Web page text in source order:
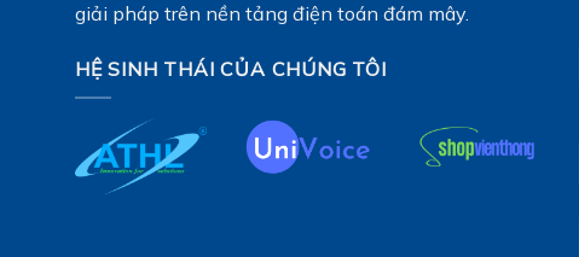
giải pháp trên nền tảng điện toán đám mây.
HỆ SINH THÁI CỦA CHÚNG TÔI